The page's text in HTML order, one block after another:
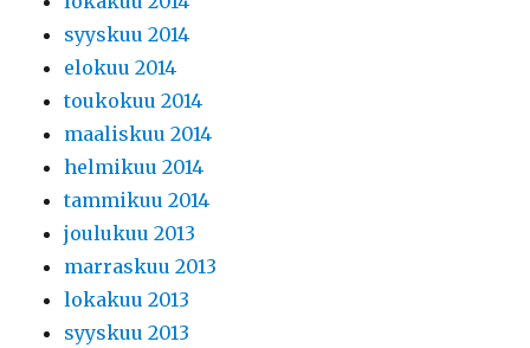
syyskuu 2014
elokuu 2014
toukokuu 2014
maaliskuu 2014
helmikuu 2014
tammikuu 2014
joulukuu 2013
marraskuu 2013
lokakuu 2013
syyskuu 2013